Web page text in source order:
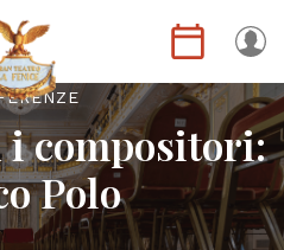
compositori:
Polo